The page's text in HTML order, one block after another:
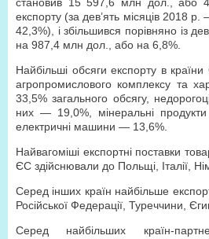
експорту (за дев’ять місяців 2018
42,3%), і збільшився порівняно із
на 987,4 млн дол., або на 6,8%.
Найбільші обсяги експорту в
агропромислового комплексу та
33,5% загального обсягу,
них — 19,0%, мінеральні
електричні машини — 13,6%.
Найвагоміші експортні поставки
ЄС здійснювали до Польщі, Італії,
Серед інших країн найбільше
Російської Федерації, Туреччини,
Серед найбільших країн-